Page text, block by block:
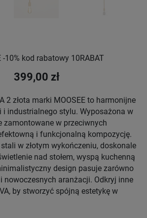
-10% kod rabatowy 10RABAT
399,00 zł
2 złota marki MOOSEE to harmonijne
i industrialnego stylu. Wyposażona w
zamontowane w przeciwnych
i funkcjonalną kompozycję.
w złotym wykończeniu, doskonale
nad stołem, wyspą kuchenną
design pasuje zarówno
nowoczesnych aranżacji. Odkryj inne
by stworzyć spójną estetykę w